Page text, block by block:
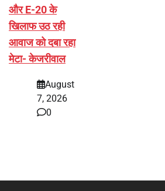
और E-20 के
खिलाफ उठ रही
आवाज को दबा रहा
मेटा- केजरीवाल
August
7, 2026
0